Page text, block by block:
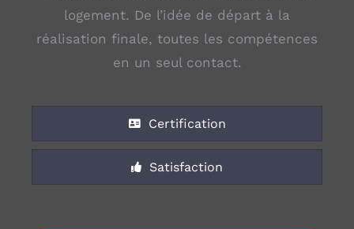
logement. De l’idée de départ à la
réalisation finale, toutes les compétences
en un seul contact.
Certification
Satisfaction